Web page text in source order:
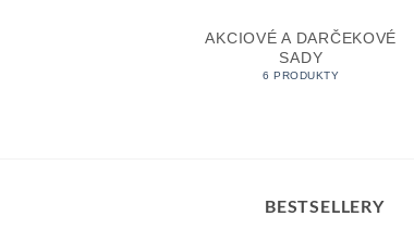
AKCIOVÉ A DARČEKOVÉ
SADY
6 PRODUKTY
BESTSELLERY